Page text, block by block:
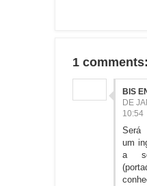
1 comments:
BIS
DE
10:54
Será
um
a